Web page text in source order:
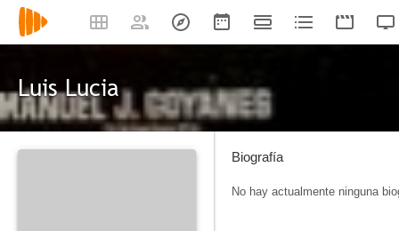
Luis Lucia
Biografía
No hay actualmente ninguna